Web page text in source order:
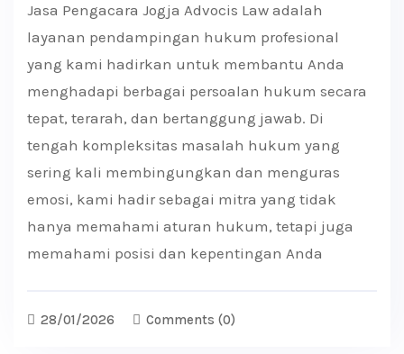
Jasa Pengacara Jogja Advocis Law adalah
layanan pendampingan hukum profesional
yang kami hadirkan untuk membantu Anda
menghadapi berbagai persoalan hukum secara
tepat, terarah, dan bertanggung jawab. Di
tengah kompleksitas masalah hukum yang
sering kali membingungkan dan menguras
emosi, kami hadir sebagai mitra yang tidak
hanya memahami aturan hukum, tetapi juga
memahami posisi dan kepentingan Anda
28/01/2026 Comments (0)